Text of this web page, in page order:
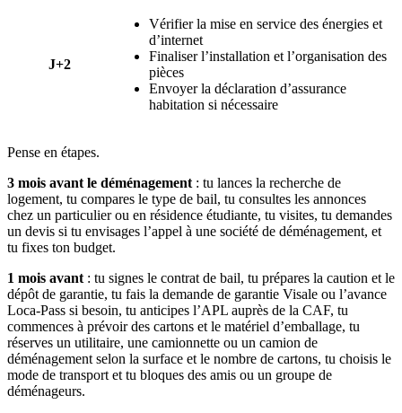
J+2
Vérifier la mise en service des énergies et
d’internet
Finaliser l’installation et l’organisation des
pièces
Envoyer la déclaration d’assurance
habitation si nécessaire
Pense en étapes.
3 mois avant le déménagement : tu lances la recherche de
logement, tu compares le type de bail, tu consultes les annonces
chez un particulier ou en résidence étudiante, tu visites, tu demandes
un devis si tu envisages l’appel à une société de déménagement, et
tu fixes ton budget.
1 mois avant : tu signes le contrat de bail, tu prépares la caution et le
dépôt de garantie, tu fais la demande de garantie Visale ou l’avance
Loca-Pass si besoin, tu anticipes l’APL auprès de la CAF, tu
commences à prévoir des cartons et le matériel d’emballage, tu
réserves un utilitaire, une camionnette ou un camion de
déménagement selon la surface et le nombre de cartons, tu choisis le
mode de transport et tu bloques des amis ou un groupe de
déménageurs.